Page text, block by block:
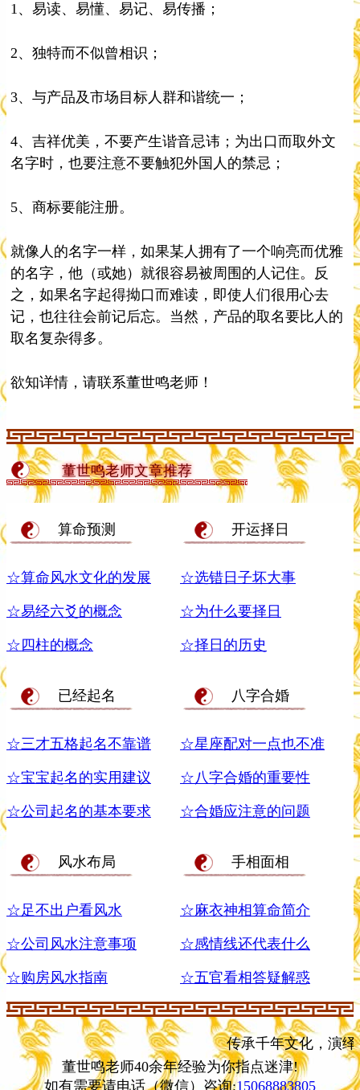
1、易读、易懂、易记、易传播；
2、独特而不似曾相识；
3、与产品及市场目标人群和谐统一；
4、吉祥优美，不要产生谐音忌讳；为出口而取外文
名字时，也要注意不要触犯外国人的禁忌；
5、商标要能注册。
就像人的名字一样，如果某人拥有了一个响亮而优雅
的名字，他（或她）就很容易被周围的人记住。反
之，如果名字起得拗口而难读，即使人们很用心去
记，也往往会前记后忘。当然，产品的取名要比人的
取名复杂得多。
欲知详情，请联系董世鸣老师！
董世鸣老师文章推荐
算命预测
☆算命风水文化的发展
☆易经六爻的概念
☆四柱的概念
已经起名
☆三才五格起名不靠谱
☆宝宝起名的实用建议
☆公司起名的基本要求
风水布局
☆足不出户看风水
☆公司风水注意事项
☆购房风水指南
开运择日
☆选错日子坏大事
☆为什么要择日
☆择日的历史
八字合婚
☆星座配对一点也不准
☆八字合婚的重要性
☆合婚应注意的问题
手相面相
☆麻衣神相算命简介
☆感情线还代表什么
☆五官看相答疑解惑
传承千年文化，演绎
董世鸣老师40余年经验为你指点迷津!
如有需要请电话（微信）咨询:15068883805